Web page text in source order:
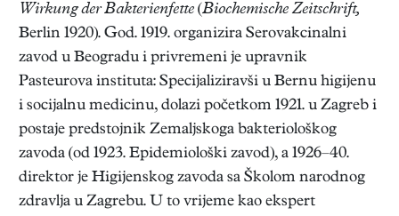
Wirkung der Bakterienfette (Biochemische Zeitschrift,
Berlin 1920). God. 1919. organizira Serovakcinalni
zavod u Beogradu i privremeni je upravnik
Pasteurova instituta: Specijaliziravši u Bernu higijenu
i socijalnu medicinu, dolazi početkom 1921. u Zagreb i
postaje predstojnik Zemaljskoga bakteriološkog
zavoda (od 1923. Epidemiološki zavod), a 1926–40.
direktor je Higijenskog zavoda sa Školom narodnog
zdravlja u Zagrebu. U to vrijeme kao ekspert